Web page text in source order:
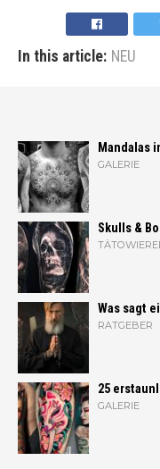
In this article: NEU
Mandalas
GALERIE
Skulls &
Was sagt
RATGEBER
25
GALERIE